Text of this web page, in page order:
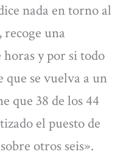
nada en torno al
, recoge una
y por si todo
que se vuelva a un
que 38 de los 44
el puesto de
otros seis».